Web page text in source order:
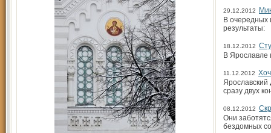
29.12.2012
В очередных
результаты:
18.12.2012
В Ярославле
11.12.2012
Ярославский
сразу двух
08.12.2012
Они
бездомных